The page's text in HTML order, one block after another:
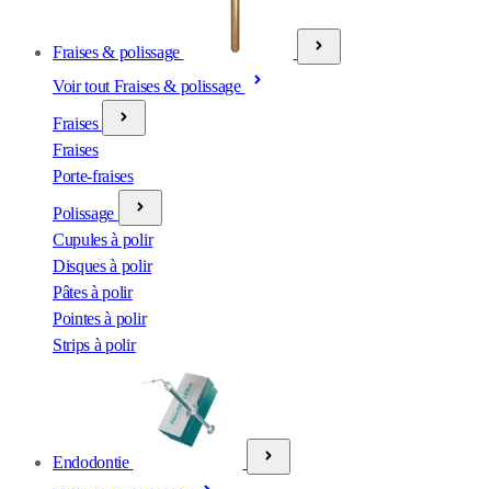
Fraises & polissage
Voir tout Fraises & polissage
Fraises
Fraises
Porte-fraises
Polissage
Cupules à polir
Disques à polir
Pâtes à polir
Pointes à polir
Strips à polir
Endodontie